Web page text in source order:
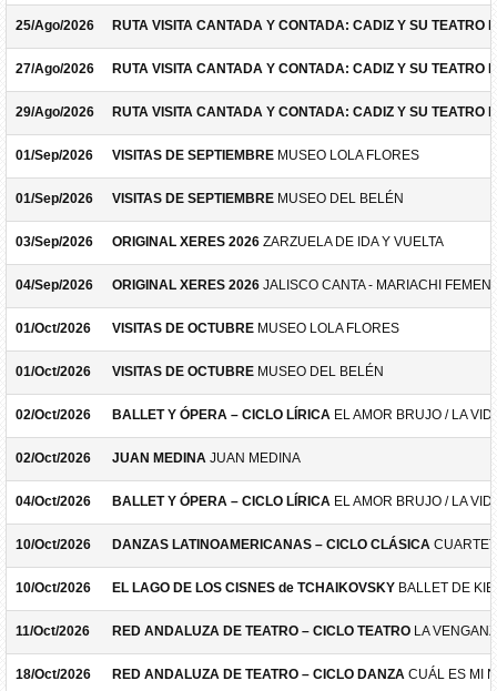
25/Ago/2026 RUTA VISITA CANTADA Y CONTADA: CADIZ Y SU TEATRO
27/Ago/2026 RUTA VISITA CANTADA Y CONTADA: CADIZ Y SU TEATRO
29/Ago/2026 RUTA VISITA CANTADA Y CONTADA: CADIZ Y SU TEATRO
01/Sep/2026 VISITAS DE SEPTIEMBRE MUSEO LOLA FLORES
01/Sep/2026 VISITAS DE SEPTIEMBRE MUSEO DEL BELÉN
03/Sep/2026 ORIGINAL XERES 2026 ZARZUELA DE IDA Y VUELTA
04/Sep/2026 ORIGINAL XERES 2026 JALISCO CANTA - MARIACHI
01/Oct/2026 VISITAS DE OCTUBRE MUSEO LOLA FLORES
01/Oct/2026 VISITAS DE OCTUBRE MUSEO DEL BELÉN
02/Oct/2026 BALLET Y ÓPERA – CICLO LÍRICA EL AMOR BRUJO / LA
02/Oct/2026 JUAN MEDINA JUAN MEDINA
04/Oct/2026 BALLET Y ÓPERA – CICLO LÍRICA EL AMOR BRUJO / LA
10/Oct/2026 DANZAS LATINOAMERICANAS – CICLO CLÁSICA
10/Oct/2026 EL LAGO DE LOS CISNES de TCHAIKOVSKY BALLET DE
11/Oct/2026 RED ANDALUZA DE TEATRO – CICLO TEATRO LA
18/Oct/2026 RED ANDALUZA DE TEATRO – CICLO DANZA CUÁL ES MI